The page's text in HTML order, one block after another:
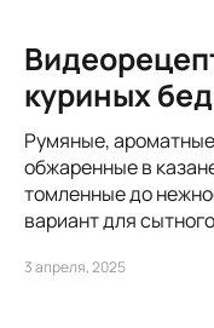
куриных
Румяные,
обжаренные в
томленные до
вариант для
3 апреля, 2025